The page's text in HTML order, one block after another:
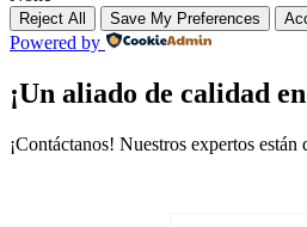
Reject All Save My Preferences
Powered by
¡Un aliado de calidad
¡Contáctanos! Nuestros expertos